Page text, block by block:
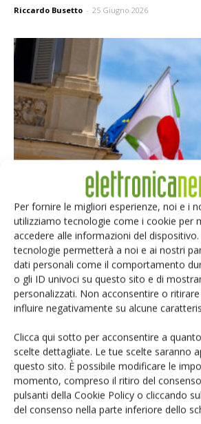
Per fornire le migliori esperienze, noi e i
utilizziamo tecnologie come i cookie per
accedere alle informazioni del
tecnologie permetterà a noi e ai nostri
dati personali come il comportamento
o gli ID univoci su questo sito e di
personalizzati. Non acconsentire o
influire negativamente su alcune
Clicca qui sotto per acconsentire a
scelte dettagliate. Le tue scelte saranno
questo sito. È possibile modificare le
momento, compreso il ritiro del
pulsanti della Cookie Policy o cliccando
del consenso nella parte inferiore dello
Riccardo Busetto - 25 Giugno 2026
Le ultimissime del 16 giugno – Rapidus
16 Giugno 2026
Selezione di elettronica